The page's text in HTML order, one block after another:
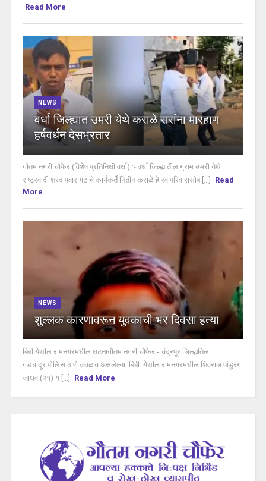
Read More
NEWS
वर्धा जिल्ह्यात उमरी येथे कराळे सरांना मारहाण
हर्षवर्धन देसभ्रतार
गौतम नगरी चौफेर (विशेष प्रतिनिधी वर्धा) :- वर्धा जिल्ह्यातील ग्राम उमरी येथे
राष्ट्रवादी शरद पवार गटाचे कार्यकर्ते नितीन कराळे हे स्व परिवारासोब [...]
Read
More
NEWS
शुल्लक कारणावरून युवकाची भर दिवसा हत्या
बिबी येथील रामनगरमधील घटनागौतम नगरी चौफेर - चंद्रपूर जिल्ह्यतिल
गडचांदूर पोलिस ठाणे जवळच असलेल्या बिबी येथील रामनगरमधील शिवराज पांडुरंग
जाधव (२१) य [...]
Read More